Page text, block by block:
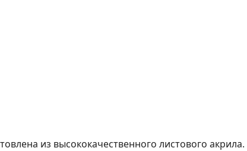
из высококачественного листового